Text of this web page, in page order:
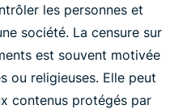
les personnes et
société. La censure sur
est souvent motivée
ou religieuses. Elle peut
contenus protégés par